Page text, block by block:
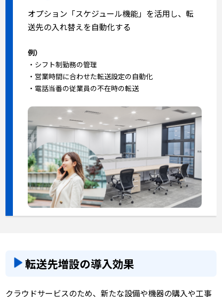
オプション「スケジュール機能」を活用し、転
送先の入れ替えを自動化する
例）
・シフト制勤務の管理
・営業時間に合わせた転送設定の自動化
・電話当番の従業員の不在時の転送
転送先増設の導入効果
クラウドサービスのため、新たな設備や機器の購入や工事